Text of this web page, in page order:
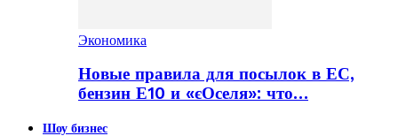
Экономика
Новые правила для посылок в ЕС,
бензин Е10 и «єОселя»: что…
Шоу бизнес